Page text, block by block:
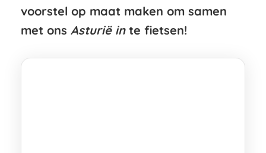
voorstel op maat maken om samen
met ons Asturië in te fietsen!